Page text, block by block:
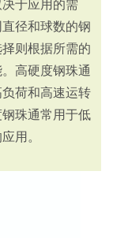
于应用的需
径和球数的钢
则根据所需的
高硬度钢珠通
荷和高速运转
珠通常用于低
用。